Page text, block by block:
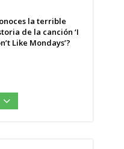
la terrible
de la canción ‘I
Like Mondays’?